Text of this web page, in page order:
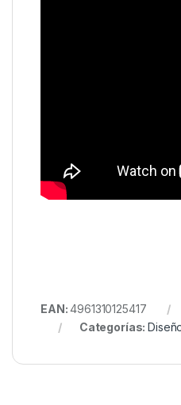
EAN:4961310125417
Categorías: